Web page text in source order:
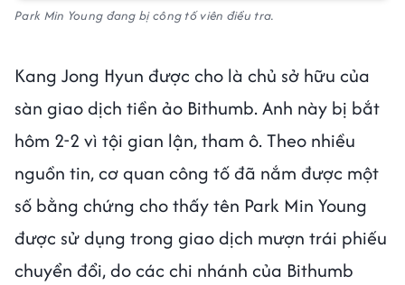
Park Min Young đang bị công tố viên điều tra.
Kang Jong Hyun được cho là chủ sở hữu của
sàn giao dịch tiền ảo Bithumb. Anh này bị bắt
hôm 2-2 vì tội gian lận, tham ô. Theo nhiều
nguồn tin, cơ quan công tố đã nắm được một
số bằng chứng cho thấy tên Park Min Young
được sử dụng trong giao dịch mượn trái phiếu
chuyển đổi, do các chi nhánh của Bithumb